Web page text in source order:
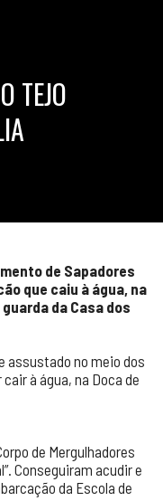
TEJO
de Sapadores
que caiu à água, na
da Casa dos
assustado no meio dos
à água, na Doca de
de Mergulhadores
Conseguiram acudir e
da Escola de